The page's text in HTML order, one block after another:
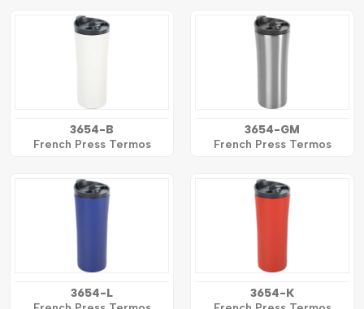
3654-B
French Press Termos
3654-GM
French Press Termos
3654-L
3654-K